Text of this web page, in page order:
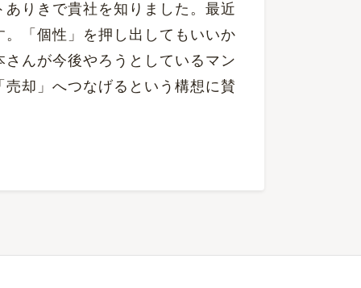
りきで貴社を知りました。最近
「個性」を押し出してもいいか
んが今後やろうとしているマン
却」へつなげるという構想に賛